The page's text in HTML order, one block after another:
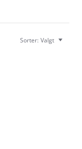
Sorter: Valgt